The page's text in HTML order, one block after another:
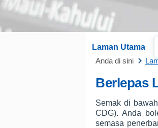
Laman Utama
Anda di sini
Berlepas
Semak di
CDG). Anda
semasa